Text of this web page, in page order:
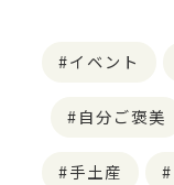
イベント
自分ご褒美
手土産